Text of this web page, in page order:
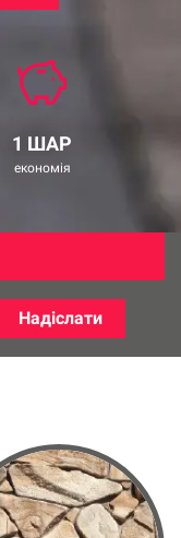
1 ШАР
економія
Надіслати